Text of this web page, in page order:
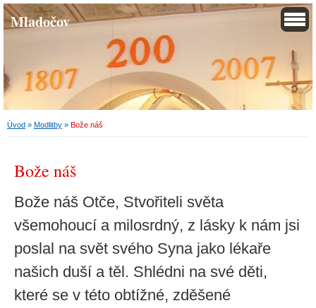
Mladočov
Úvod » Modlitby » Bože náš
Bože náš
Bože náš Otče, Stvořiteli světa
všemohoucí a milosrdný, z lásky k nám jsi
poslal na svět svého Syna jako lékaře
našich duší a těl. Shlédni na své děti,
které se v této obtížné, zděšené